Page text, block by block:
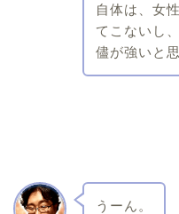
自体は、女
てこないし
儘が強いと
うーん。